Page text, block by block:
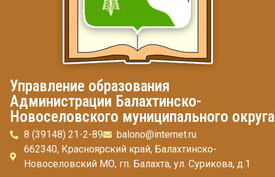
Управление образования
Администрации Балахтинско-
Новоселовского муниципального округа
8 (39148) 21-2-89
balono@internet.ru
662340, Красноярский край, Балахтинско-
Новоселовский МО, гп. Балахта, ул. Сурикова, д.1